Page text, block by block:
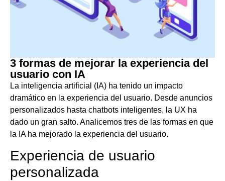
3 formas de mejorar la experiencia del
usuario con IA
La inteligencia artificial (IA) ha tenido un impacto
dramático en la experiencia del usuario. Desde anuncios
personalizados hasta chatbots inteligentes, la UX ha
dado un gran salto. Analicemos tres de las formas en que
la IA ha mejorado la experiencia del usuario.
Experiencia de usuario
personalizada